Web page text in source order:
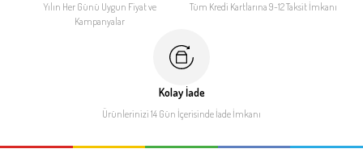
Yılın Her Günü Uygun Fiyatve
Kampanyalar
Tüm Kredi Kartlarına 9-12Taksit İmkanı
Kolay İade
Ürünlerinizi 14 Gün İçerisinde İade İmkanı